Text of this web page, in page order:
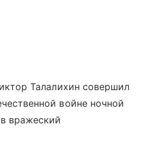
Талалихин совершил
войне ночной
вражеский